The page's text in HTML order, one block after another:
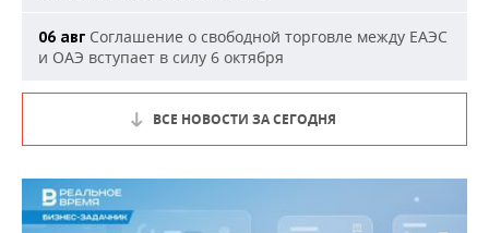
06 авг Соглашение о свободной торговле между ЕАЭС
и ОАЭ вступает в силу 6 октября
ВСЕ НОВОСТИ ЗА СЕГОДНЯ